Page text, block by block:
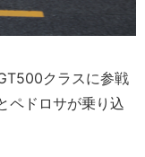
クラスに参戦
ペドロサが乗り込